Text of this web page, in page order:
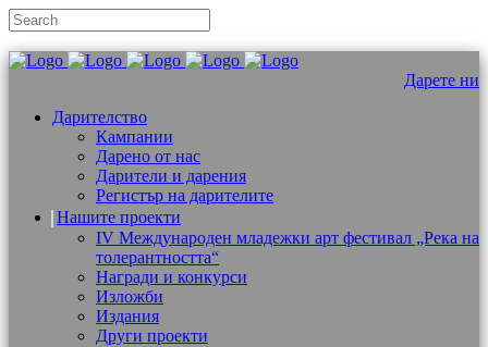
Дарете ни
Дарителство
Кампании
Дарено от нас
Дарители и дарения
Регистър на дарителите
Нашите проекти
IV Международен младежки арт фестивал „Река на
толерантността“
Награди и конкурси
Изложби
Издания
Други проекти